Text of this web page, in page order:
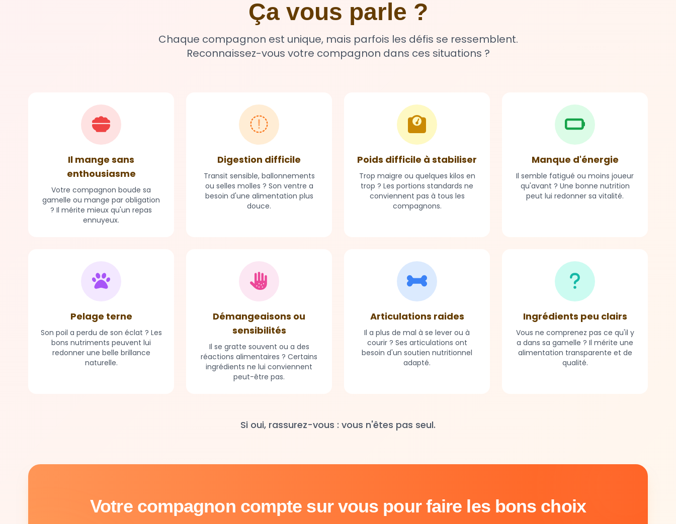
Ça vous parle ?
Chaque compagnon est unique, mais parfois les défis se ressemblent.
Reconnaissez-vous votre compagnon dans ces situations ?
Il mange sans
enthousiasme
Votre compagnon boude sa
gamelle ou mange par obligation
? Il mérite mieux qu'un repas
ennuyeux.
Digestion difficile
Transit sensible, ballonnements
ou selles molles ? Son ventre a
besoin d'une alimentation plus
douce.
Poids difficile à stabiliser
Trop maigre ou quelques kilos en
trop ? Les portions standards ne
conviennent pas à tous les
compagnons.
Manque d'énergie
Il semble fatigué ou moins joueur
qu'avant ? Une bonne nutrition
peut lui redonner sa vitalité.
Pelage terne
Son poil a perdu de son éclat ? Les
bons nutriments peuvent lui
redonner une belle brillance
naturelle.
Démangeaisons ou
sensibilités
Il se gratte souvent ou a des
réactions alimentaires ? Certains
ingrédients ne lui conviennent
peut-être pas.
Articulations raides
Il a plus de mal à se lever ou à
courir ? Ses articulations ont
besoin d'un soutien nutritionnel
adapté.
Ingrédients peu clairs
Vous ne comprenez pas ce qu'il y
a dans sa gamelle ? Il mérite une
alimentation transparente et de
qualité.
Si oui, rassurez-vous : vous n'êtes pas seul.
Votre compagnon compte sur vous pour faire les bons choix